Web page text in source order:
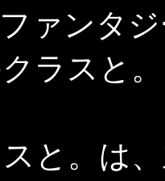
ァンタ
ラスと
と。は